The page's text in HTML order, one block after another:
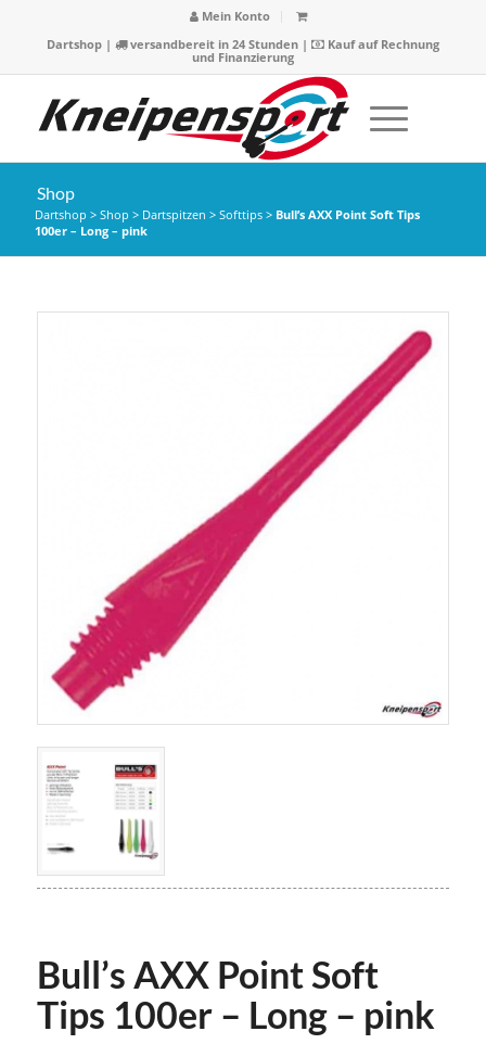
Mein Konto
Dartshop| versandbereit in 24 Stunden |
Kauf auf Rechnung
und Finanzierung
Shop
Dartshop > Shop > Dartspitzen > Softtips> Bull’s AXX Point Soft Tips
100er – Long – pink
Bull’s AXX Point Soft
Tips 100er – Long – pink